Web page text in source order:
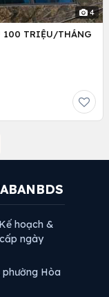
4
100 TRIỆU/THÁNG
hoạch &
ngày
phường Hòa